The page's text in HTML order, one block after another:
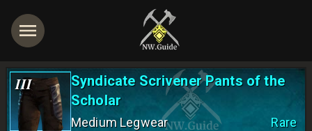
III
Syndicate Scrivener Pants of the
Scholar
Medium Legwear Rare